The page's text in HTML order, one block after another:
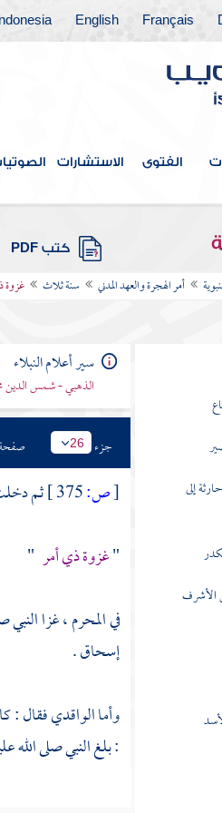
Français
English
Indonesia
الفتوى الاستشارات
كتب PDF
أمر الهجرة والعهد المدني سنة ثلاث غزوة
إلى
سير أعلام النبلاء
الذهبي - شمس الدين
جزء 26
[ص:
ثم
"غزوة ذي أمر "
في المحرم ، غزا
إسحاق.
وأماالواقديفقال :
: بلغ النبي صلى الله